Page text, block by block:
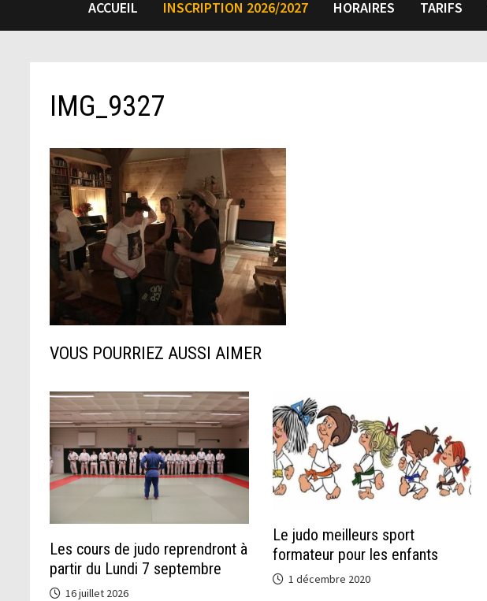
ACCUEIL INSCRIPTION 2026/2027 HORAIRES TARIFS
IMG_9327
VOUS POURRIEZ AUSSI AIMER
Les cours de judo reprendront à
partir du Lundi 7 septembre
16 juillet 2026
Le judo meilleurs sport
formateur pour les enfants
1 décembre 2020